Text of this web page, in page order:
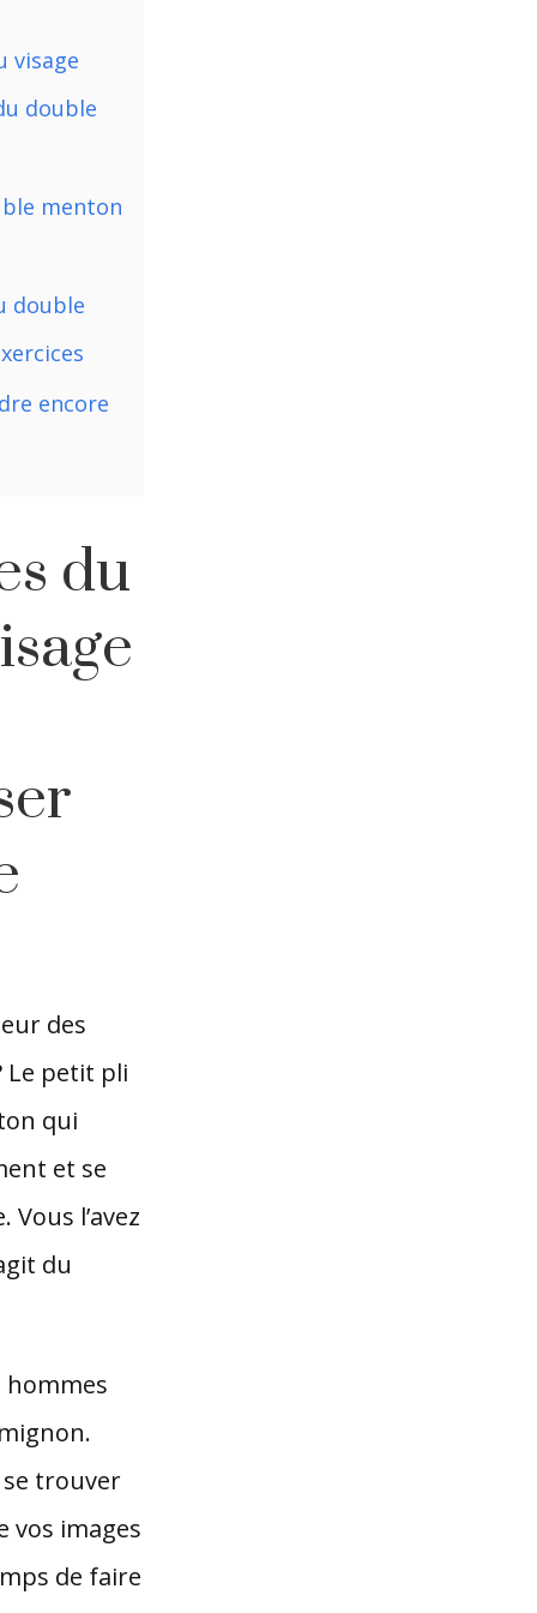
visage
double
menton
double
encore
du
des
Le petit pli
qui
et se
l’avez
du
hommes
se trouver
vos images
de faire